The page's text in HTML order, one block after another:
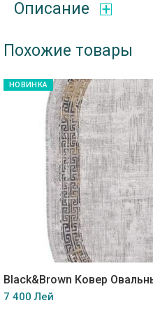
Описание
Похожие товары
НОВИНКА
Black&Brown Ковер
7 400 Лей